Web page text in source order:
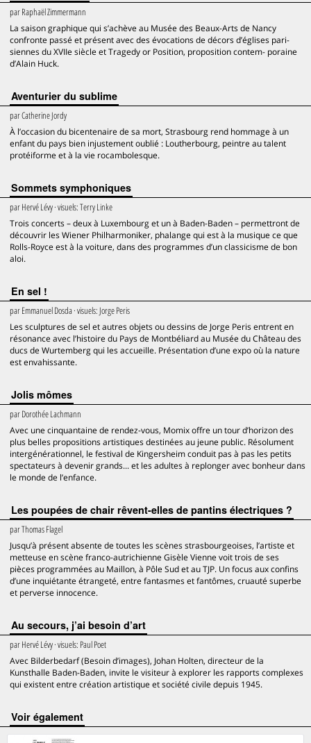
parRaphaël Zimmermann
La saison graphique qui s’achève au Musée des Beaux-Arts de Nancy
confronte passé et présent avec des évocations de décors d’églises pari-
siennes du XVIIe siècle et Tragedy or Position, proposition contem- poraine
d’Alain Huck.
Aventurier du sublime
parCatherine Jordy
À l’occasion du bicentenaire de sa mort, Strasbourg rend hommage à un
enfant du pays bien injustement oublié : Loutherbourg, peintre au talent
protéiforme et à la vie rocambolesque.
Sommets symphoniques
parHervé Lévy· visuels:Terry Linke
Trois concerts – deux à Luxembourg et un à Baden-Baden – permettront de
découvrir les Wiener Philharmoniker, phalange qui est à la musique ce que
Rolls-Royce est à la voiture, dans des programmes d’un classicisme de bon
aloi.
En sel !
parEmmanuel Dosda · visuels: Jorge Peris
Les sculptures de sel et autres objets ou dessins de Jorge Peris entrent en
résonance avec l’histoire du Pays de Montbéliard au Musée du Château des
ducs de Wurtemberg qui les accueille. Présentation d’une expo où la nature
est envahissante.
Jolis mômes
parDorothée Lachmann
Avec une cinquantaine de rendez-vous, Momix offre un tour d’horizon des
plus belles propositions artistiques destinées au jeune public. Résolument
intergénérationnel, le festival de Kingersheim conduit pas à pas les petits
spectateurs à devenir grands... et les adultes à replonger avec bonheur dans
le monde de l’enfance.
Les poupées de chair rêvent-elles de pantins électriques ?
parThomas Flagel
Jusqu’à présent absente de toutes les scènes strasbourgeoises, l’artiste et
metteuse en scène franco-autrichienne Gisèle Vienne voit trois de ses
pièces programmées au Maillon, à Pôle Sud et au TJP. Un focus aux confins
d’une inquiétante étrangeté, entre fantasmes et fantômes, cruauté superbe
et perverse innocence.
Au secours, j’ai besoin d’art
parHervé Lévy· visuels: Paul Poet
Avec Bilderbedarf (Besoin d’images), Johan Holten, directeur de la
Kunsthalle Baden-Baden, invite le visiteur à explorer les rapports complexes
qui existent entre création artistique et société civile depuis 1945.
voir également